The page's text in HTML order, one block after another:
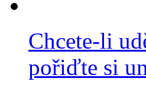
Chcete-li
pořiďte si